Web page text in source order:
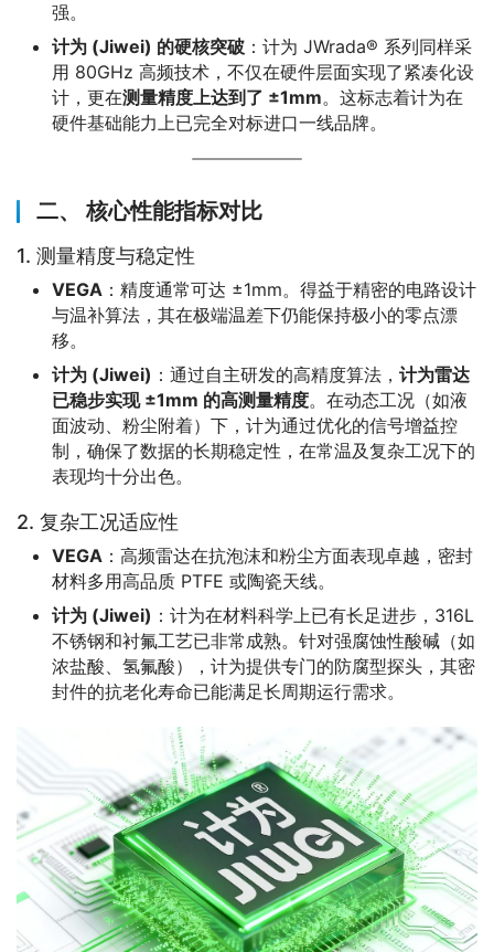
强。
计为 (Jiwei) 的硬核突破 ：计为 JWrada® 系列同样采
用 80GHz 高频技术，不仅在硬件层面实现了紧凑化设
计，更在测量精度上达到了 ±1mm。这标志着计为在
硬件基础能力上已完全对标进口一线品牌。
二、 核心性能指标对比
1. 测量精度与稳定性
VEGA ：精度通常可达 ±1mm。得益于精密的电路设计
与温补算法，其在极端温差下仍能保持极小的零点漂
移。
计为 (Jiwei) ：通过自主研发的高精度算法， 计为雷达
已稳步实现 ±1mm 的高测量精度。在动态工况（如液
面波动、粉尘附着）下，计为通过优化的信号增益控
制，确保了数据的长期稳定性，在常温及复杂工况下的
表现均十分出色。
2. 复杂工况适应性
VEGA ：高频雷达在抗泡沫和粉尘方面表现卓越，密封
材料多用高品质 PTFE 或陶瓷天线。
计为 (Jiwei) ：计为在材料科学上已有长足进步，316L
不锈钢和衬氟工艺已非常成熟。针对强腐蚀性酸碱（如
浓盐酸、氢氟酸），计为提供专门的防腐型探头，其密
封件的抗老化寿命已能满足长周期运行需求。